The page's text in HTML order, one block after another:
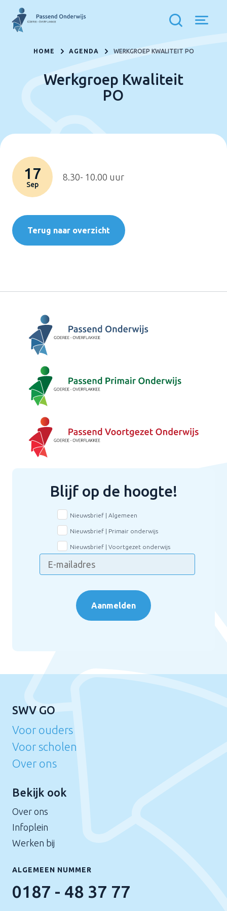
HOME AGENDA WERKGROEP KWALITEIT PO
Werkgroep Kwaliteit
PO
17
Sep
8.30- 10.00 uur
Terug naar overzicht
Blijf op de hoogte!
Aanmelden
Nieuwsbrief | Algemeen
Nieuwsbrief | Primair onderwijs
Nieuwsbrief | Voortgezet onderwijs
SWV GO
Voor ouders
Voor scholen
Over ons
Bekijk ook
Over ons
Infoplein
Werken bij
ALGEMEEN NUMMER
0187 - 48 37 77